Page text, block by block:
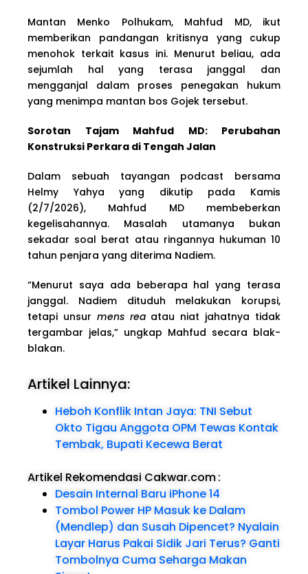
Mantan Menko Polhukam, Mahfud MD, ikut
memberikan pandangan kritisnya yang cukup
menohok terkait kasus ini. Menurut beliau, ada
sejumlah hal yang terasa janggal dan
mengganjal dalam proses penegakan hukum
yang menimpa mantan bos Gojek tersebut.
Sorotan Tajam Mahfud MD: Perubahan
Konstruksi Perkara di Tengah Jalan
Dalam sebuah tayangan podcast bersama
Helmy Yahya yang dikutip pada Kamis
(2/7/2026), Mahfud MD membeberkan
kegelisahannya. Masalah utamanya bukan
sekadar soal berat atau ringannya hukuman 10
tahun penjara yang diterima Nadiem.
“Menurut saya ada beberapa hal yang terasa
janggal. Nadiem dituduh melakukan korupsi,
tetapi unsur mens reaatau niat jahatnya tidak
tergambar jelas,” ungkap Mahfud secara blak-
blakan.
Artikel Lainnya:
Heboh Konflik Intan Jaya: TNI Sebut
Okto Tigau Anggota OPM Tewas Kontak
Tembak, Bupati Kecewa Berat
Artikel Rekomendasi Cakwar.com:
Desain Internal Baru iPhone 14
Tombol Power HP Masuk ke Dalam
(Mendlep) dan Susah Dipencet? Nyalain
Layar Harus Pakai Sidik Jari Terus? Ganti
Tombolnya Cuma Seharga Makan